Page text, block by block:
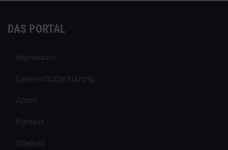
DAS PORTAL
Impressum
Datenschutzerklärung
About
Kontakt
Sitemap